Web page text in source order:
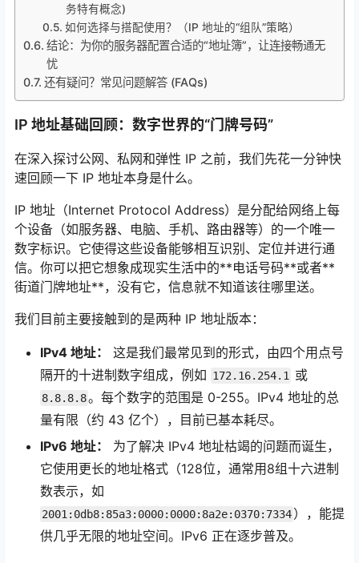
务特有概念)
如何选择与搭配使用？（IP 地址的“组队”策略）
结论：为你的服务器配置合适的“地址簿”，让连接畅通无
忧
还有疑问？常见问题解答 (FAQs)
IP 地址基础回顾：数字世界的“门牌号码”
在深入探讨公网、私网和弹性 IP 之前，我们先花一分钟快
速回顾一下 IP 地址本身是什么。
IP 地址（Internet Protocol Address）是分配给网络上每
个设备（如服务器、电脑、手机、路由器等）的一个唯一
数字标识。它使得这些设备能够相互识别、定位并进行通
信。你可以把它想象成现实生活中的**电话号码**或者**
街道门牌地址**，没有它，信息就不知道该往哪里送。
我们目前主要接触到的是两种 IP 地址版本：
IPv4 地址：
这是我们最常见到的形式，由四个用点号
隔开的十进制数字组成，例如 172.16.254.1 或
8.8.8.8。每个数字的范围是 0-255。IPv4 地址的总
量有限（约 43 亿个），目前已基本耗尽。
IPv6 地址：
为了解决 IPv4 地址枯竭的问题而诞生，
它使用更长的地址格式（128位，通常用8组十六进制
数表示，如
2001:0db8:85a3:0000:0000:8a2e:0370:7334），能提
供几乎无限的地址空间。IPv6 正在逐步普及。